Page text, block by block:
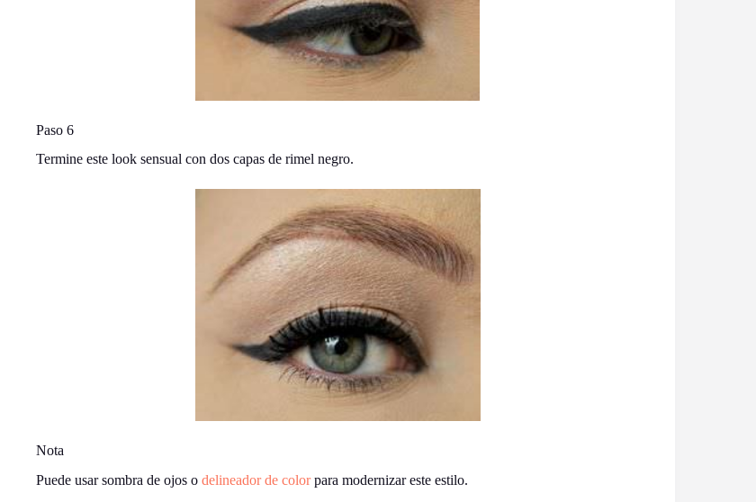
Paso 6
Termine este look sensual con dos capas de rimel negro.
Nota
Puede usar sombra de ojos o delineador de colorpara modernizar este estilo.